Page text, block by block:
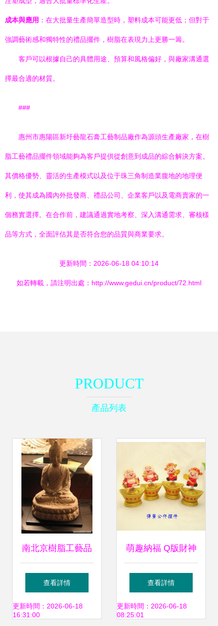
成本與應用 ：在大批量生產簡單造型時，塑料成本可能更低；但對于
強調藝術感和獨特性的禮品擺件，樹脂在表現力上更勝一籌。
客戶可以根據自己的具體用途、預算和風格偏好，與廠家溝通選
擇最合適的材質。
###
惠州市惠陽區新圩藝龍石膏工藝制品廠作為源頭生產廠家，在樹
脂工藝禮品擺件領域能夠為客戶提供從創意到成品的綜合解決方案。
其價格優勢、靈活的生產模式以及位于珠三角制造業腹地的地理便
利，使其成為國內外批發商、禮品公司、企業客戶以及電商賣家的一
個務實選擇。在合作前，建議通過實地考察、深入溝通需求、審核樣
品等方式，全面評估其是否符合您的品質與商業要求。
更新時間：2026-06-18 04:10:14
如若轉載，請注明出處：http://www.gedui.cn/product/72.html
PRODUCT
產品列表
南北京樹脂工藝品
產業比較 以北京與
深圳為例
查看詳情
更新時間：2026-06-18
16:31:00
萌趣納福 Q版財神
彈簧車載公仔，義
烏藍喵電商的樹脂
查看詳情
更新時間：2026-06-18
08:25:01